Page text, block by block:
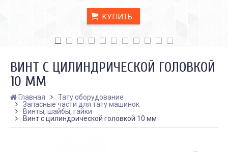
КАК ПРАВИЛЬНО И ДЛЯ ЧЕГО
ДЕЛАТЬ КАРБОНОВЫЙ ПИЛИНГ
28.02.2024
ЗАЖИВЛЕНИЯ ТАТУ
КУПИТЬ
ВИНТ С ЦИЛИНДРИЧЕСКОЙ ГОЛОВКОЙ
10 ММ
Главная
Тату оборудование
Запасные части для тату машинок
Винты, шайбы, гайки
Винт с цилиндрической головкой 10 мм